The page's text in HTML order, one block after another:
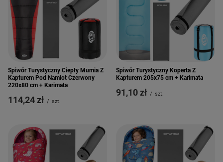
Śpiwór Turystyczny Ciepły Mumia Z
Kapturem Pod Namiot Czerwony
220x80 cm + Karimata
114,24 zł / szt.
Śpiwór Turystyczny Koperta Z
Kapturem 205x75 cm + Karimata
91,10 zł / szt.